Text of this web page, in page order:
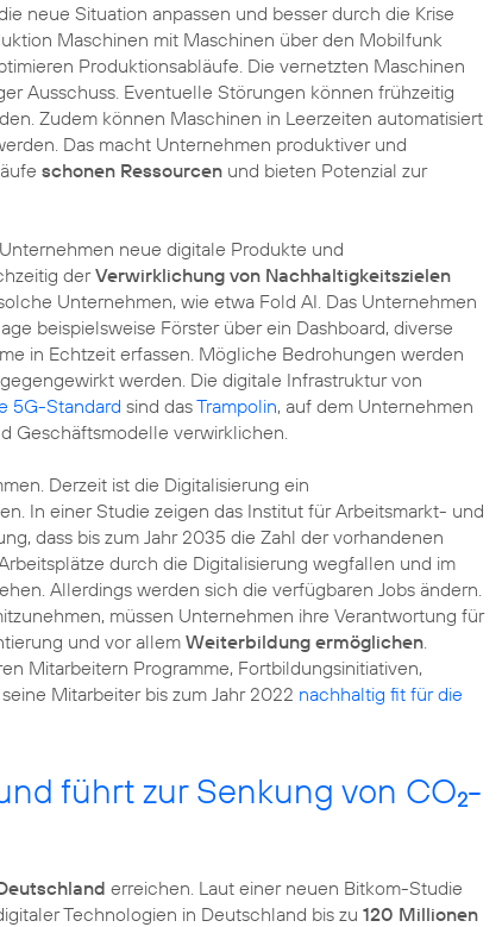
neue Situation anpassen und besser durch die Krise
Maschinen mit Maschinen über den Mobilfunk
Produktionsabläufe. Die vernetzten Maschinen
Ausschuss. Eventuelle Störungen können frühzeitig
Zudem können Maschinen in Leerzeiten automatisiert
Das macht Unternehmen produktiver und
schonen Ressourcen und bieten Potenzial zur
neue digitale Produkte und
derVerwirklichung von Nachhaltigkeitszielen
Unternehmen, wie etwa Fold AI. Das Unternehmen
beispielsweise Förster über ein Dashboard, diverse
in Echtzeit erfassen. Mögliche Bedrohungen werden
werden. Die digitale Infrastruktur von
5G-Standard sind dasTrampolin, auf dem Unternehmen
Geschäftsmodelle verwirklichen.
Derzeit ist die Digitalisierung ein
In einer Studie zeigen das Institut für Arbeitsmarkt- und
dass bis zum Jahr 2035 die Zahl der vorhandenen
durch die Digitalisierung wegfallen und im
Allerdings werden sich die verfügbaren Jobs ändern.
müssen Unternehmen ihre Verantwortung für
und vor allem Weiterbildung ermöglichen.
Mitarbeitern Programme, Fortbildungsinitiativen,
Mitarbeiter bis zum Jahr 2022 nachhaltig fit für die
führt zur Senkung von CO2-
erreichen. Laut einer neuen Bitkom-Studie
Technologien in Deutschland bis zu 120 Millionen